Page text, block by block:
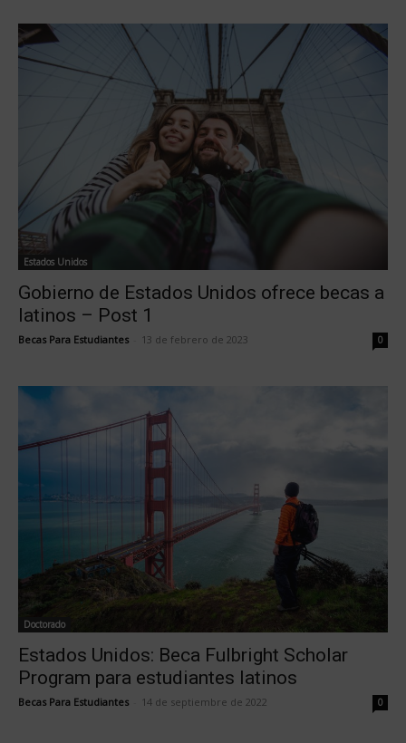
Estados Unidos
Gobierno de Estados Unidos ofrece becas a
latinos – Post 1
Becas Para Estudiantes 13 de febrero de 2023 0
Doctorado
Estados Unidos: Beca Fulbright Scholar
Program para estudiantes latinos
Becas Para Estudiantes 14 de septiembre de 2022 0